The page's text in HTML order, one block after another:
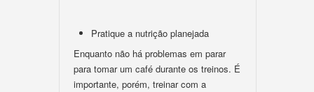
Pratique a nutrição planejada
Enquanto não há problemas em parar
para tomar um café durante os treinos. É
importante, porém, treinar com a